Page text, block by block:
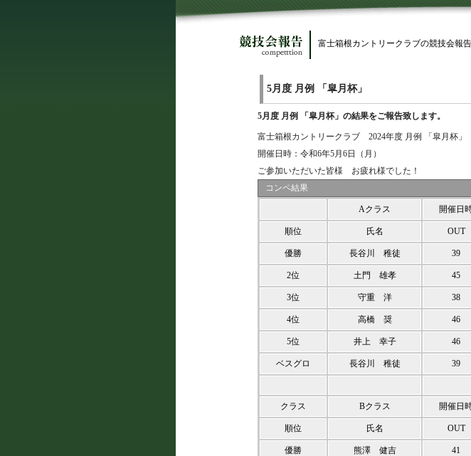
富士箱根カントリークラブの競技会報告
5月度 月例 「皐月杯」
5月度 月例 「皐月杯」の結果をご報告致します。
富士箱根カントリークラブ 2024年度 月例 「皐月杯」
開催日時：令和6年5月6日（月）
ご参加いただいた皆様 お疲れ様でした！
コンペ結果
Aクラス 開催日
順位 氏名 OUT
優勝 長谷川 稚徒 39
2位 土門 雄孝 45
3位 守重 洋 38
4位 高橋 奨 46
5位 井上 幸子 46
ベスグロ 長谷川 稚徒 39
クラス Bクラス 開催日
順位 氏名 OUT
優勝 熊澤 健吉 41